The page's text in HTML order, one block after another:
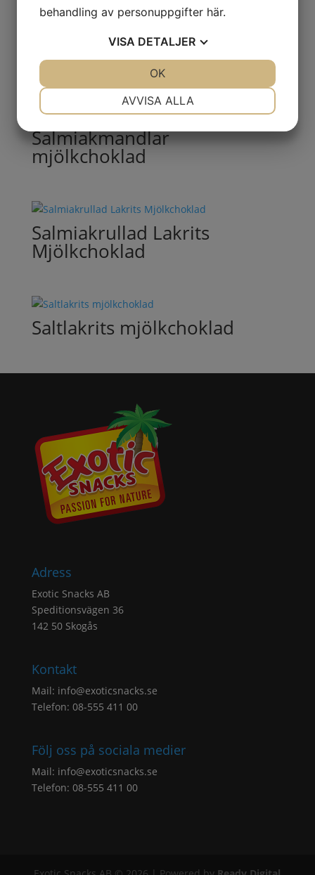
Lakritsstubbar sötlakrits
Salmiakmandlar
mjölkchoklad
Salmiakrullad Lakrits
Mjölkchoklad
Saltlakrits mjölkchoklad
Adress
Exotic Snacks AB
Speditionsvägen 36
142 50 Skogås
Kontakt
Mail: info@exoticsnacks.se
Telefon: 08-555 411 00
Följ oss på sociala medier
Mail: info@exoticsnacks.se
Telefon: 08-555 411 00
behandling av personuppgifter här.
VISA DETALJER
MARKNADSFÖRING
AVVISA ALLA
OK